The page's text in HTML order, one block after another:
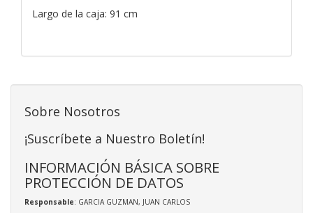
Largo de la caja: 91 cm
Sobre Nosotros
¡Suscríbete a Nuestro Boletín!
INFORMACIÓN BÁSICA SOBRE
PROTECCIÓN DE DATOS
Responsable: GARCIA GUZMAN, JUAN CARLOS